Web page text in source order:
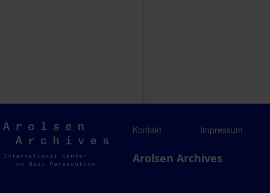
Arolsen
Archives
Kontakt Impressum
Arolsen Archives